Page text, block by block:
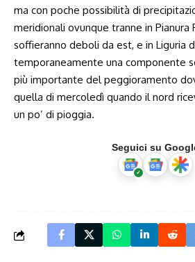
ma con poche possibilità di
meridionali ovunque tranne in Pianura
soffieranno deboli da est, e in Liguria
temporaneamente una componente
più importante del peggioramento
quella di mercoledì quando il nord
un po’ di pioggia.
Seguici su